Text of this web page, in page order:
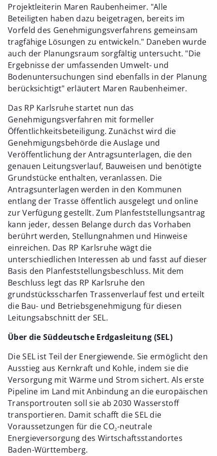
Projektleiterin Maren Raubenheimer. "Alle
Beteiligten haben dazu beigetragen, bereits im
Vorfeld des Genehmigungsverfahrens gemeinsam
tragfähige Lösungen zu entwickeln." Daneben wurde
auch der Planungsraum sorgfältig untersucht. "Die
Ergebnisse der umfassenden Umwelt- und
Bodenuntersuchungen sind ebenfalls in der Planung
berücksichtigt" erläutert Maren Raubenheimer.
Das RP Karlsruhe startet nun das
Genehmigungsverfahren mit formeller
Öffentlichkeitsbeteiligung. Zunächst wird die
Genehmigungsbehörde die Auslage und
Veröffentlichung der Antragsunterlagen, die den
genauen Leitungsverlauf, Bauweisen und benötigte
Grundstücke enthalten, veranlassen. Die
Antragsunterlagen werden in den Kommunen
entlang der Trasse öffentlich ausgelegt und online
zur Verfügung gestellt. Zum Planfeststellungsantrag
kann jeder, dessen Belange durch das Vorhaben
berührt werden, Stellungnahmen und Hinweise
einreichen. Das RP Karlsruhe wägt die
unterschiedlichen Interessen ab und fasst auf dieser
Basis den Planfeststellungsbeschluss. Mit dem
Beschluss legt das RP Karlsruhe den
grundstücksscharfen Trassenverlauf fest und erteilt
die Bau- und Betriebsgenehmigung für diesen
Leitungsabschnitt der SEL.
Über die Süddeutsche Erdgasleitung (SEL)
Die SEL ist Teil der Energiewende. Sie ermöglicht den
Ausstieg aus Kernkraft und Kohle, indem sie die
Versorgung mit Wärme und Strom sichert. Als erste
Pipeline im Land mit Anbindung an die europäischen
Transportrouten soll sie ab 2030 Wasserstoff
transportieren. Damit schafft die SEL die
Voraussetzungen für die CO₂-neutrale
Energieversorgung des Wirtschaftsstandortes
Baden-Württemberg.